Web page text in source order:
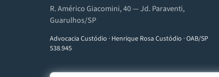
R. Américo Giacomini, 40 — Jd. Paraventi,
Guarulhos/SP
Advocacia Custódio · Henrique Rosa Custódio ·OAB/SP
538.945